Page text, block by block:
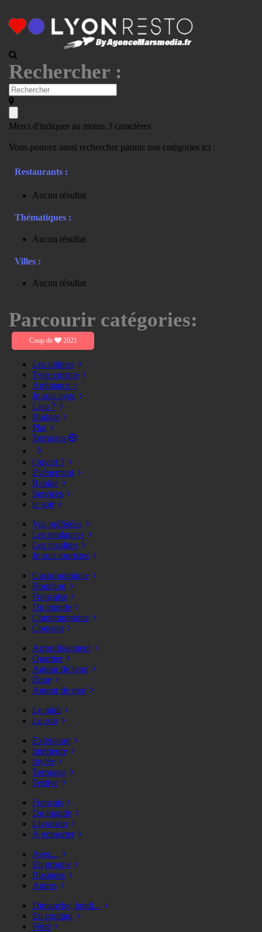
Rechercher :
Merci d'indiquer au moins 3 caractères
Vous pouvez aussi rechercher parmis nos catégories ici :
Restaurants :
Aucun résultat
Thématiques :
Aucun résultat
Villes :
Aucun résultat
Parcourir catégories:
Coup de 2021
Les ultimes
Type cuisine
Ambiance >
Je suis avec
Lieu ?
Budget
Plat
Terrasses
Ouvert ?
Evènement
Rapide
Services
le soir
Vos préférées
Les tendances
Les insolites
Je suis touristes
Gastronomique
Bouchon
Française
Du monde
Contemporaine
Concept
Arrondissement
Quartier
Autour de lyon
Zone
Autour de moi
Le midi
Le soir
Extérieure
Intérieure
Stylée
Terrasses
Festive
Français
Du monde
Livraison
À emporter
Avec...
En groupe
Business
Autres
Dimanche, lundi...
En continu
Férié